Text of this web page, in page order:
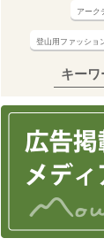
アーク
登山用ファッショ
キー